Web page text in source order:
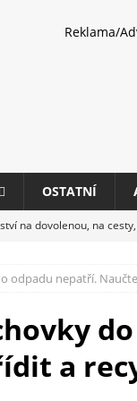
Reklama/
OSTATNÍ
na dovolenou, na
2025 představí
tiskáren
odpadu nepatří.
a